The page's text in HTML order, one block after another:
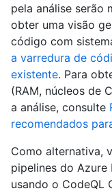
pela análise serão
obter uma visão
código com
a varredura de
existente. Para
(RAM, núcleos de
a análise, consulte
recomendados
Como alternativa,
pipelines do Azure
usando o CodeQL